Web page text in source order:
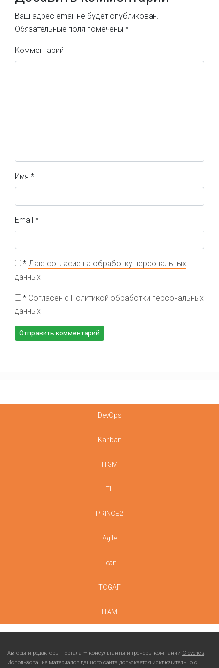
Ваш адрес email не будет опубликован.
Обязательные поля помечены *
Комментарий
Имя *
Email *
* Даю согласие на обработку персональных
данных
* Согласен с Политикой обработки персональных
данных
DevOps
Kanban
ITSM
ITIL
PRINCE2
Agile
Lean
TOGAF
ITAM
Авторы и редакторы портала — консультанты и тренеры компании Cleverics.
Использование материалов данного сайта допускается исключительно с